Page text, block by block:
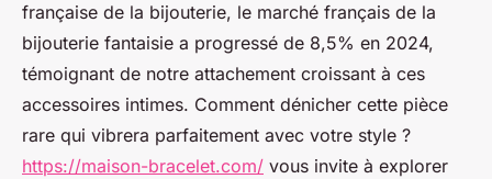
française de la bijouterie, le marché français de la
bijouterie fantaisie a progressé de 8,5% en 2024,
témoignant de notre attachement croissant à ces
accessoires intimes. Comment dénicher cette pièce
rare qui vibrera parfaitement avec votre style ?
https://maison-bracelet.com/ vous invite à explorer